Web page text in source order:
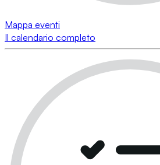
Mappa eventi
Il calendario completo